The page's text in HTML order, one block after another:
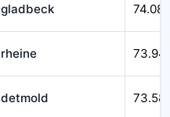
gladbeck 74.086
rheine
detmold